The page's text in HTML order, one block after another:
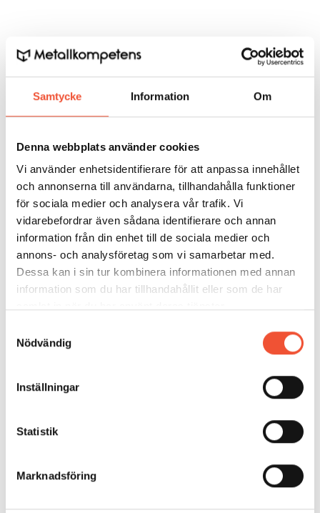
Samtycke Information Om
Denna webbplats använder cookies
Vi använder enhetsidentifierare för att anpassa innehållet
och annonserna till användarna, tillhandahålla funktioner
för sociala medier och analysera vår trafik. Vi
vidarebefordrar även sådana identifierare och annan
information från din enhet till de sociala medier och
annons- och analysföretag som vi samarbetar med.
Dessa kan i sin tur kombinera informationen med annan
information som du har tillhandahållit eller som de har
Nödvändig
Inställningar
Statistik
Marknadsföring
en kil. De tre sista rullarna kan ställas in så att
avståndet mellan dem (pressningen) motsvarar
stångens tjocklek, eller så att böjningen ger rak stång
och finjusteras ofta av operatören. Vid rullriktning
kommer stångens ände inte att riktas, eftersom
någon böjning inte erhålls, så snart som änden inte
når över tre rullar.
Krafterna vid rullriktning är stora. Detta medför att de
elastiska deformationerna i rullriktverken påverkar
inställningen kraftigt. Kraften som krävs för riktning
stångdimensioner. Vid rullriktning av profiler krävs att
justeringsmöjligheter:
Pressning (vertikalförskjutning)